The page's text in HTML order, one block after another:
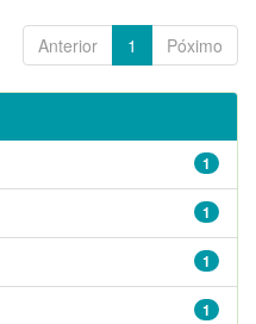
Anterior 1 Póximo
1
1
1
1